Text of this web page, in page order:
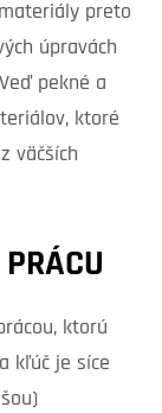
preto
úpravách
pekné a
ktoré
väčších
ktorú
kľúč je síce